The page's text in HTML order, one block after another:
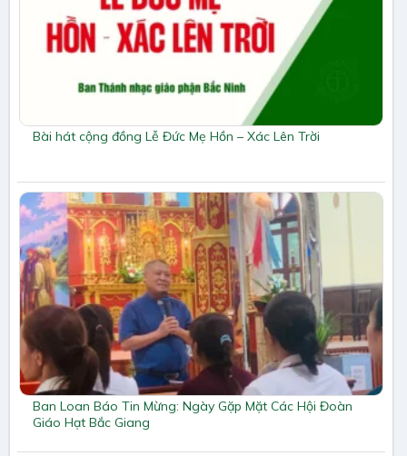
Bài hát cộng đồng Lễ Đức Mẹ Hồn – Xác Lên Trời
Ban Loan Báo Tin Mừng: Ngày Gặp Mặt Các Hội Đoàn
Giáo Hạt Bắc Giang